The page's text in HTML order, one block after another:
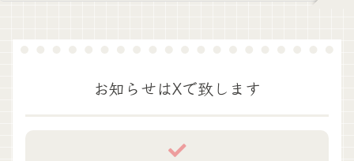
お知らせはXで致します